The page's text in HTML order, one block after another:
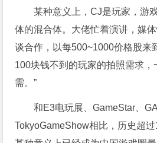
某种意义上，CJ是玩家，游
体的混合体。大佬忙着演讲，媒
谈合作，以每500~1000价格股来
100块钱不到的玩家的拍照需求，
需。”
和E3电玩展、GameStar、
TokyoGameShow相比，历史超